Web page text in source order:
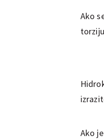
Ako
Ako